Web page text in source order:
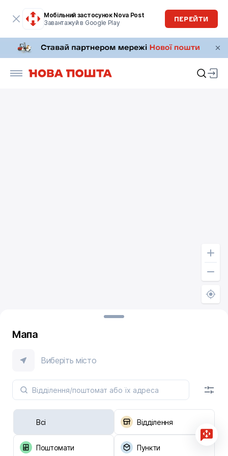
Мобільний застосунок Nova Post
Завантажуй в Google Play
ПЕРЕЙТИ
Мапа
Виберіть місто
Всі Відділення
Поштомати Пункти